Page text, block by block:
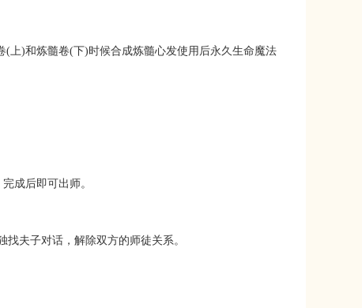
(上)和炼髓卷(下)时候合成炼髓心发使用后永久生命魔法
成后即可出师。
夫子对话，解除双方的师徒关系。